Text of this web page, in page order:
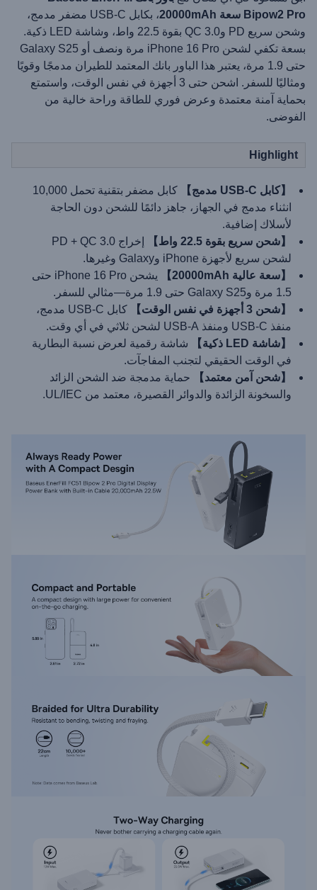
Bipow2 Pro سعة 20000mAh
، بكابل USB-C مضفر مدمج،
وشحن سريع PD وQC 3.0 بقوة 22.5 واط، وشاشة LED ذكية.
بسعة تكفي لشحن iPhone 16 Pro مرة ونصف أو Galaxy S25
حتى 1.9 مرة، يعتبر هذا الباور بانك المعتمد للطيران مدمجًا وقويًا
ومثاليًا للسفر. اشحن حتى 3 أجهزة في نفس الوقت، واستمتع
بحماية آمنة معتمدة وعرض فوري للطاقة وراحة خالية من
الفوضى.
Highlight
【كابل USB-C مدمج】
كابل مضفر بتقنية تحمل 10,000
انثناء مدمج في الجهاز، جاهز دائمًا للشحن دون الحاجة
لأسلاك إضافية.
【شحن سريع بقوة 22.5 واط】
إخراج PD + QC 3.0
لشحن سريع لأجهزة iPhone وGalaxy وغيرها.
【سعة عالية 20000mAh】
يشحن iPhone 16 Pro حتى
1.5 مرة وGalaxy S25 حتى 1.9 مرة—مثالي للسفر.
【شحن 3 أجهزة في نفس الوقت】
كابل USB-C مدمج،
منفذ USB-C ومنفذ USB-A لشحن ثلاثي في أي وقت.
【شاشة LED ذكية】
شاشة رقمية لعرض نسبة البطارية
في الوقت الحقيقي لتجنب المفاجآت.
【شحن آمن معتمد】
حماية مدمجة ضد الشحن الزائد
والسخونة الزائدة والدوائر القصيرة، معتمد من UL/IEC.